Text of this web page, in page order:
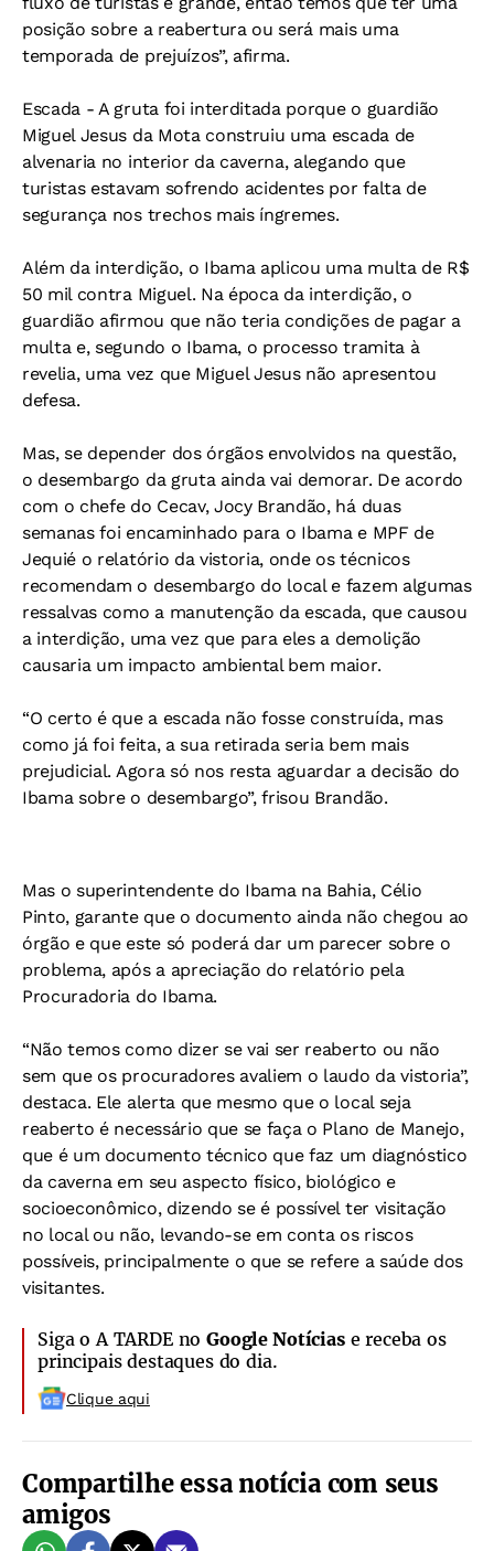
posição sobre a reabertura ou será mais uma
temporada de prejuízos”, afirma.
Escada - A gruta foi interditada porque o guardião
Miguel Jesus da Mota construiu uma escada de
alvenaria no interior da caverna, alegando que
turistas estavam sofrendo acidentes por falta de
segurança nos trechos mais íngremes.
Além da interdição, o Ibama aplicou uma multa de R$
50 mil contra Miguel. Na época da interdição, o
guardião afirmou que não teria condições de pagar a
multa e, segundo o Ibama, o processo tramita à
revelia, uma vez que Miguel Jesus não apresentou
defesa.
Mas, se depender dos órgãos envolvidos na questão,
o desembargo da gruta ainda vai demorar. De acordo
com o chefe do Cecav, Jocy Brandão, há duas
semanas foi encaminhado para o Ibama e MPF de
Jequié o relatório da vistoria, onde os técnicos
recomendam o desembargo do local e fazem algumas
ressalvas como a manutenção da escada, que causou
a interdição, uma vez que para eles a demolição
causaria um impacto ambiental bem maior.
“O certo é que a escada não fosse construída, mas
como já foi feita, a sua retirada seria bem mais
prejudicial. Agora só nos resta aguardar a decisão do
Ibama sobre o desembargo”, frisou Brandão.
Mas o superintendente do Ibama na Bahia, Célio
Pinto, garante que o documento ainda não chegou ao
órgão e que este só poderá dar um parecer sobre o
problema, após a apreciação do relatório pela
Procuradoria do Ibama.
“Não temos como dizer se vai ser reaberto ou não
sem que os procuradores avaliem o laudo da vistoria”,
destaca. Ele alerta que mesmo que o local seja
reaberto é necessário que se faça o Plano de Manejo,
que é um documento técnico que faz um diagnóstico
da caverna em seu aspecto físico, biológico e
socioeconômico, dizendo se é possível ter visitação
no local ou não, levando-se em conta os riscos
possíveis, principalmente o que se refere a saúde dos
visitantes.
Siga o A TARDE noGoogle Notíciase receba os
principais destaques do dia.
Clique aqui
Compartilhe essa notícia com seus
amigos